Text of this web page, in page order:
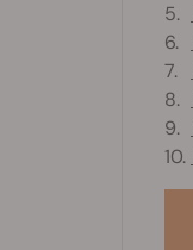
5.
6.
7.
8.
9.
10.